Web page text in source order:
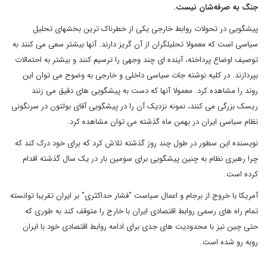
جنگ به صرفه‌شان نیست.
پیشگویی در تحولات روابط خارجی یکی از خطرناک ترین بخشهای تحلیل
سیاسی است که معمولا تحلیلگران از آن گریز دارند. آنها بیشتر سعی می کنند به
توصیف اوضاع پرداخته، آینده ای چند وجهی را ترسیم کنند و بیشتر به احتمالات
بپردازند. در کلیه نوشته جات سیاسی داخلی و خارجی به وضوح می توان این
روند را مشاهده کرد. معمولا آنها که دست به پیشگویی های دقیق می زنند
ریسک بزرگی می کنند، نمونه نزدیک آن را در پیشگویی آقای بولتون در سرنگونی
نظام سیاسی ایران در بهمن ماه گذشته می توان مشاهده کرد.
نویسنده این سطور در طول چند روز گذشته تلاش کرد که برای خود درک کند که
چرا رهبری نظام به چنین پیشگویی برای سومین بار در یک سال گذشته اقدام
کرده است.
آمریکا با خروج از برجام و اعمال سیاست "فشار حداکثری" بر ایران تقریبا توانسته
تمام راه های رسمی روابط اقتصادی ایران با خارج را متوقف کند به طوری که
حتی چین نیز با محدودیت های جدی برای ادامه روابط اقتصادی خود با ایران
روبه رو شده است.